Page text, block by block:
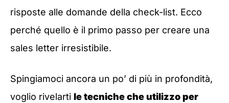
risposte alle domande della check-list. Ecco
perché quello è il primo passo per creare una
sales letter irresistibile.
Spingiamoci ancora un po’ di più in profondità,
voglio rivelarti le tecniche che utilizzo per